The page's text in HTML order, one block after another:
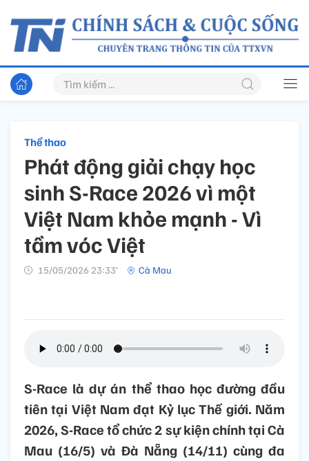
Thể thao
Phát động giải chạy học
sinh S-Race 2026 vì một
Việt Nam khỏe mạnh - Vì
tầm vóc Việt
15/05/2026 23:33’ Cà Mau
S-Race là dự án thể thao học đường đầu
tiên tại Việt Nam đạt Kỷ lục Thế giới. Năm
2026, S-Race tổ chức 2 sự kiện chính tại Cà
Mau (16/5) và Đà Nẵng (14/11) cùng đa